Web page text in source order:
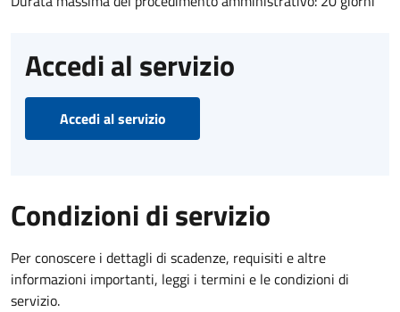
Accedi al servizio
Accedi al servizio
Condizioni di servizio
Per conoscere i dettagli di scadenze, requisiti e altre
informazioni importanti, leggi i termini e le condizioni di
servizio.